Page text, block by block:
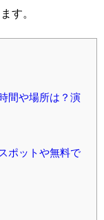
す。
間や場所は？演
ポットや無料で